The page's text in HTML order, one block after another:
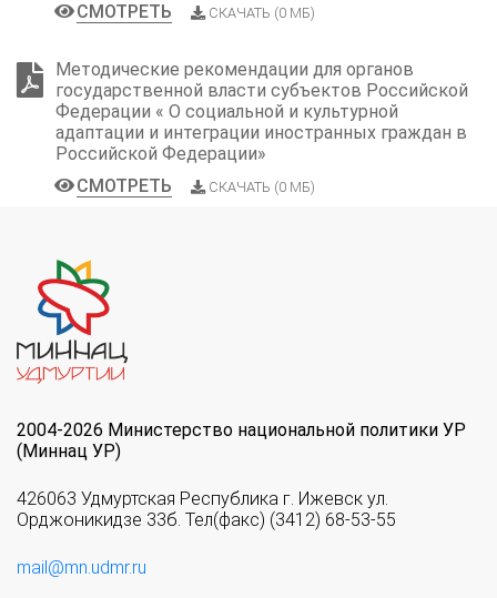
СМОТРЕТЬ
СКАЧАТЬ (0 МБ)
Методические рекомендации для органов
государственной власти субъектов Российской
Федерации « О социальной и культурной
адаптации и интеграции иностранных граждан в
Российской Федерации»
СМОТРЕТЬ
СКАЧАТЬ (0 МБ)
2004-2026 Министерство национальной политики УР
(Миннац УР)
426063 Удмуртская Республика г. Ижевск ул.
Орджоникидзе 33б. Тел(факс) (3412) 68-53-55
mail@mn.udmr.ru